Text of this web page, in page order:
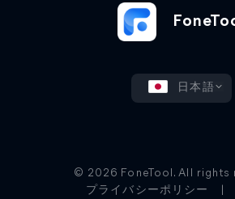
日本語
© 2026 FoneTool. All rights
プライバシーポリシー